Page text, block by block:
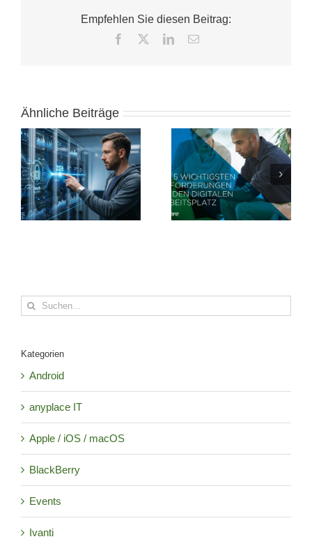
Empfehlen Sie diesen Beitrag:
Facebook LinkedIn
E-
Ähnliche Beiträge
Suche
nach:
Kategorien
Android
anyplace IT
Apple / iOS / macOS
BlackBerry
Events
Ivanti